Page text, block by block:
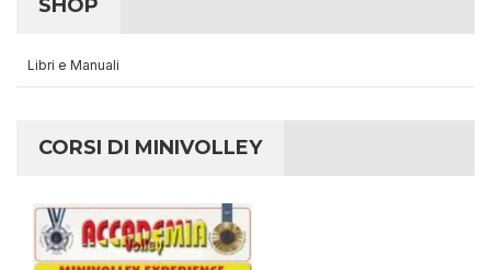
SHOP
Libri e Manuali
CORSI DI MINIVOLLEY